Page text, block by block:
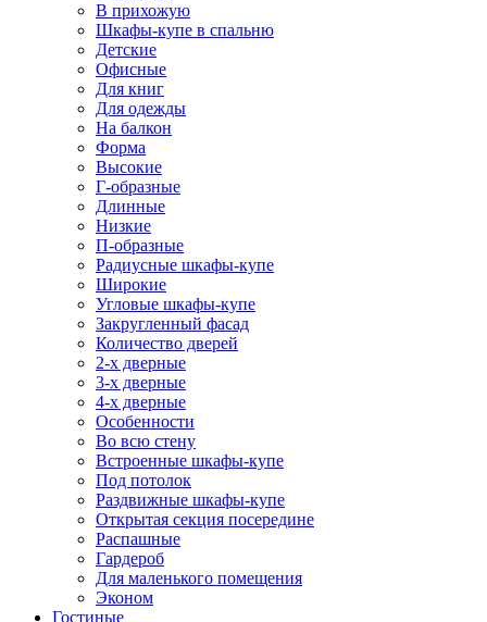
В прихожую
Шкафы-купе в спальню
Детские
Офисные
Для книг
Для одежды
На балкон
Форма
Высокие
Г-образные
Длинные
Низкие
П-образные
Радиусные шкафы-купе
Широкие
Угловые шкафы-купе
Закругленный фасад
Количество дверей
2-х дверные
3-х дверные
4-х дверные
Особенности
Во всю стену
Встроенные шкафы-купе
Под потолок
Раздвижные шкафы-купе
Открытая секция посередине
Распашные
Гардероб
Для маленького помещения
Эконом
Гостиные